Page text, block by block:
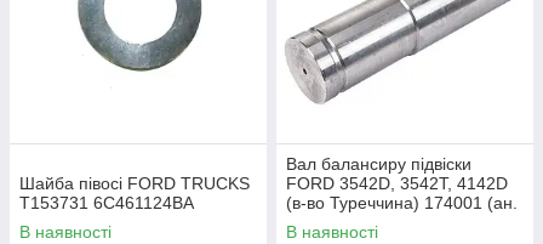
Шайба півосі FORD TRUCKS
T153731 6C461124BA
В наявності
Вал балансиру підвіски
FORD 3542D, 3542T, 4142D
(в-во Туреччина) 174001 (ан.
T223203) 9C465B824AB
В наявності